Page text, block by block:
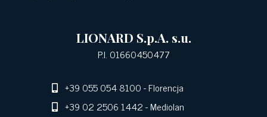
LIONARD S.p.A. s.u.
P.I. 01660450477
+39 055 054 8100- Florencja
+39 02 2506 1442- Mediolan